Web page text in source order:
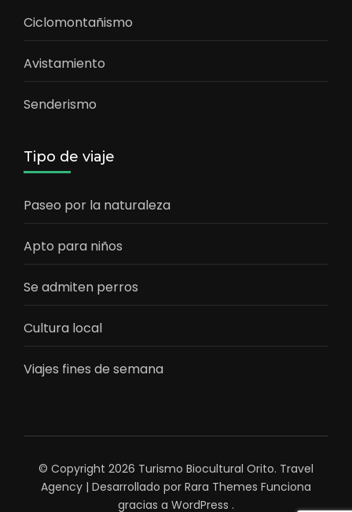
Ciclomontañismo
Avistamiento
Senderismo
Tipo de viaje
Paseo por la naturaleza
Apto para niños
Se admiten perros
Cultura local
Viajes fines de semana
© Copyright 2026 Turismo Biocultural Orito. Travel
Agency | Desarrollado por Rara Themes Funciona
gracias a WordPress .